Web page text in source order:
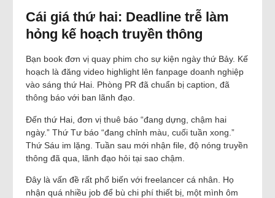
Cái giá thứ hai: Deadline trễ làm
hỏng kế hoạch truyền thông
Bạn book đơn vị quay phim cho sự kiện ngày thứ Bảy. Kế
hoạch là đăng video highlight lên fanpage doanh nghiệp
vào sáng thứ Hai. Phòng PR đã chuẩn bị caption, đã
thông báo với ban lãnh đạo.
Đến thứ Hai, đơn vị thuê báo “đang dựng, chậm hai
ngày.” Thứ Tư báo “đang chỉnh màu, cuối tuần xong.”
Thứ Sáu im lặng. Tuần sau mới nhận file, độ nóng truyền
thông đã qua, lãnh đạo hỏi tại sao chậm.
Đây là vấn đề rất phổ biến với freelancer cá nhân. Họ
nhận quá nhiều job để bù chi phí thiết bị, một mình ôm